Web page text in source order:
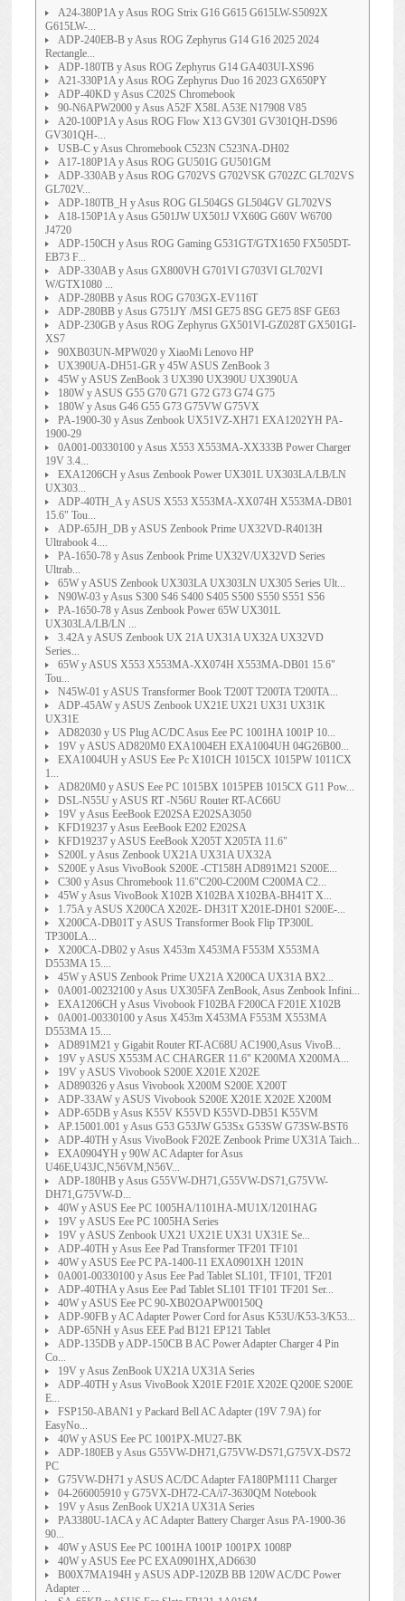
A24-380P1A y Asus ROG Strix G16 G615 G615LW-S5092X
G615LW-...
ADP-240EB-B y Asus ROG Zephyrus G14 G16 2025 2024
Rectangle...
ADP-180TB y Asus ROG Zephyrus G14 GA403UI-XS96
A21-330P1A y Asus ROG Zephyrus Duo 16 2023 GX650PY
ADP-40KD y Asus C202S Chromebook
90-N6APW2000 y Asus A52F X58L A53E N17908 V85
A20-100P1A y Asus ROG Flow X13 GV301 GV301QH-DS96
GV301QH-...
USB-C y Asus Chromebook C523N C523NA-DH02
A17-180P1A y Asus ROG GU501G GU501GM
ADP-330AB y Asus ROG G702VS G702VSK G702ZC GL702VS
GL702V...
ADP-180TB_H y Asus ROG GL504GS GL504GV GL702VS
A18-150P1A y Asus G501JW UX501J VX60G G60V W6700
J4720
ADP-150CH y Asus ROG Gaming G531GT/GTX1650 FX505DT-
EB73 F...
ADP-330AB y Asus GX800VH G701VI G703VI GL702VI
W/GTX1080 ...
ADP-280BB y Asus ROG G703GX-EV116T
ADP-280BB y Asus G751JY /MSI GE75 8SG GE75 8SF GE63
ADP-230GB y Asus ROG Zephyrus GX501VI-GZ028T GX501GI-
XS7
90XB03UN-MPW020 y XiaoMi Lenovo HP
UX390UA-DH51-GR y 45W ASUS ZenBook 3
45W y ASUS ZenBook 3 UX390 UX390U UX390UA
180W y ASUS G55 G70 G71 G72 G73 G74 G75
180W y Asus G46 G55 G73 G75VW G75VX
PA-1900-30 y Asus Zenbook UX51VZ-XH71 EXA1202YH PA-
1900-29
0A001-00330100 y Asus X553 X553MA-XX333B Power Charger
19V 3.4...
EXA1206CH y Asus Zenbook Power UX301L UX303LA/LB/LN
UX303...
ADP-40TH_A y ASUS X553 X553MA-XX074H X553MA-DB01
15.6" Tou...
ADP-65JH_DB y ASUS Zenbook Prime UX32VD-R4013H
Ultrabook 4....
PA-1650-78 y Asus Zenbook Prime UX32V/UX32VD Series
Ultrab...
65W y ASUS Zenbook UX303LA UX303LN UX305 Series Ult...
N90W-03 y Asus S300 S46 S400 S405 S500 S550 S551 S56
PA-1650-78 y Asus Zenbook Power 65W UX301L
UX303LA/LB/LN ...
3.42A y ASUS Zenbook UX 21A UX31A UX32A UX32VD
Series...
65W y ASUS X553 X553MA-XX074H X553MA-DB01 15.6"
Tou...
N45W-01 y ASUS Transformer Book T200T T200TA T200TA...
ADP-45AW y ASUS Zenbook UX21E UX21 UX31 UX31K
UX31E
AD82030 y US Plug AC/DC Asus Eee PC 1001HA 1001P 10...
19V y ASUS AD820M0 EXA1004EH EXA1004UH 04G26B00...
EXA1004UH y ASUS Eee Pc X101CH 1015CX 1015PW 1011CX
1...
AD820M0 y ASUS Eee PC 1015BX 1015PEB 1015CX G11 Pow...
DSL-N55U y ASUS RT -N56U Router RT-AC66U
19V y Asus EeeBook E202SA E202SA3050
KFD19237 y Asus EeeBook E202 E202SA
KFD19237 y ASUS EeeBook X205T X205TA 11.6"
S200L y Asus Zenbook UX21A UX31A UX32A
S200E y Asus VivoBook S200E -CT158H AD891M21 S200E...
C300 y Asus Chromebook 11.6"C200-C200M C200MA C2...
45W y Asus VivoBook X102B X102BA X102BA-BH41T X...
1.75A y ASUS X200CA X202E- DH31T X201E-DH01 S200E-...
X200CA-DB01T y ASUS Transformer Book Flip TP300L
TP300LA...
X200CA-DB02 y Asus X453m X453MA F553M X553MA
D553MA 15....
45W y ASUS Zenbook Prime UX21A X200CA UX31A BX2...
0A001-00232100 y Asus UX305FA ZenBook, Asus Zenbook Infini...
EXA1206CH y Asus Vivobook F102BA F200CA F201E X102B
0A001-00330100 y Asus X453m X453MA F553M X553MA
D553MA 15....
AD891M21 y Gigabit Router RT-AC68U AC1900,Asus VivoB...
19V y ASUS X553M AC CHARGER 11.6" K200MA X200MA...
19V y ASUS Vivobook S200E X201E X202E
AD890326 y Asus Vivobook X200M S200E X200T
ADP-33AW y ASUS Vivobook S200E X201E X202E X200M
ADP-65DB y Asus K55V K55VD K55VD-DB51 K55VM
AP.15001.001 y Asus G53 G53JW G53Sx G53SW G73SW-BST6
ADP-40TH y Asus VivoBook F202E Zenbook Prime UX31A Taich...
EXA0904YH y 90W AC Adapter for Asus
U46E,U43JC,N56VM,N56V...
ADP-180HB y Asus G55VW-DH71,G55VW-DS71,G75VW-
DH71,G75VW-D...
40W y ASUS Eee PC 1005HA/1101HA-MU1X/1201HAG
19V y ASUS Eee PC 1005HA Series
19V y ASUS Zenbook UX21 UX21E UX31 UX31E Se...
ADP-40TH y Asus Eee Pad Transformer TF201 TF101
40W y ASUS Eee PC PA-1400-11 EXA0901XH 1201N
0A001-00330100 y Asus Eee Pad Tablet SL101, TF101, TF201
ADP-40THA y Asus Eee Pad Tablet SL101 TF101 TF201 Ser...
40W y ASUS Eee PC 90-XB02OAPW00150Q
ADP-90FB y AC Adapter Power Cord for Asus K53U/K53-3/K53...
ADP-65NH y Asus EEE Pad B121 EP121 Tablet
ADP-135DB y ADP-150CB B AC Power Adapter Charger 4 Pin
Co...
19V y Asus ZenBook UX21A UX31A Series
ADP-40TH y Asus VivoBook X201E F201E X202E Q200E S200E
E...
FSP150-ABAN1 y Packard Bell AC Adapter (19V 7.9A) for
EasyNo...
40W y ASUS Eee PC 1001PX-MU27-BK
ADP-180EB y Asus G55VW-DH71,G75VW-DS71,G75VX-DS72
PC
G75VW-DH71 y ASUS AC/DC Adapter FA180PM111 Charger
04-266005910 y G75VX-DH72-CA/i7-3630QM Notebook
19V y Asus ZenBook UX21A UX31A Series
PA3380U-1ACA y AC Adapter Battery Charger Asus PA-1900-36
90...
40W y ASUS Eee PC 1001HA 1001P 1001PX 1008P
40W y ASUS Eee PC EXA0901HX,AD6630
B00X7MA194H y ASUS ADP-120ZB BB 120W AC/DC Power
Adapter ...